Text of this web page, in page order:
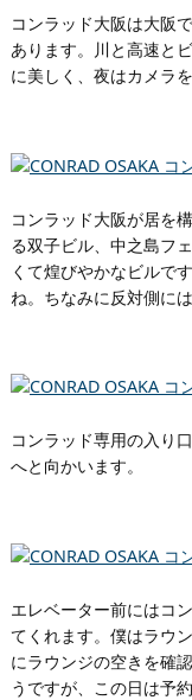
コンラッド大阪は大阪
あります。川と高速と
に美しく、夜はカメラ
コンラッド大阪が居を
る双子ビル、中之島フ
くて煌びやかなビルで
ね。ちなみに反対側に
コンラッド専用の入り
へと向かいます。
エレベーター前にはコ
てくれます。僕はラウ
にラウンジの空きを確
うですが、この日は予